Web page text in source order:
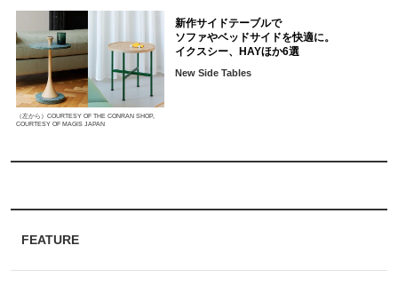
FEATURE
（左から）COURTESY OF THE CONRAN SHOP,
COURTESY OF MAGIS JAPAN
新作サイドテーブルで
ソファやベッドサイドを快適に。
イクスシー、HAYほか6選
New Side Tables